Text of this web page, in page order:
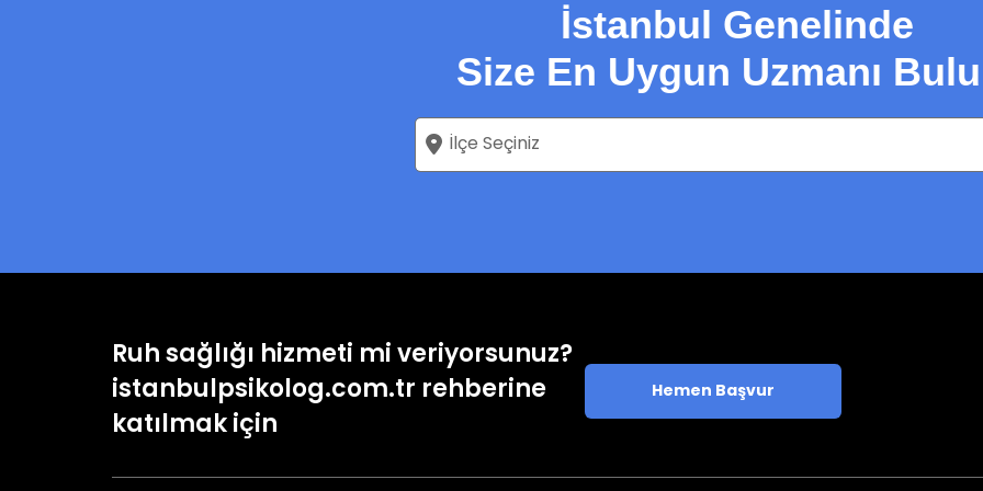
İstanbul Genelinde
Size En Uygun Uzmanı
Ruh sağlığı hizmeti mi veriyorsunuz?
istanbulpsikolog.com.tr rehberine
katılmak için
Hemen Başvur